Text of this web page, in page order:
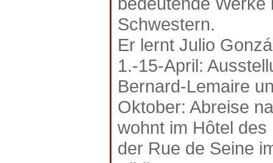
Schwestern.
Er lernt Julio
1.-15-April:
Bernard-Lemaire
Oktober: Abreise
wohnt im Hôtel
der Rue de Seine